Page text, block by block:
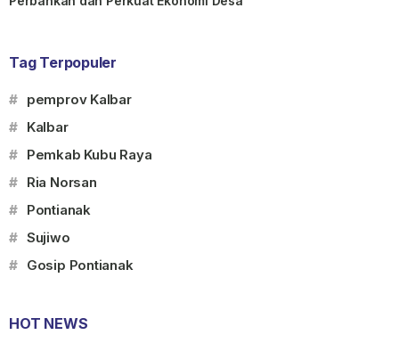
Tag Terpopuler
# pemprov Kalbar
# Kalbar
# Pemkab Kubu Raya
# Ria Norsan
# Pontianak
# Sujiwo
# Gosip Pontianak
HOT NEWS